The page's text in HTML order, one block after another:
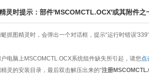
灵时提示：部件'MSCOMCTL.OCX'或其附件之
抓图精灵时，会弹出一个对话框，提示“运行时错误
电脑上MSCOMCTL.OCX系统组件缺失所引起，请您点
灵的安装目录，最后双击解压出来的“注册